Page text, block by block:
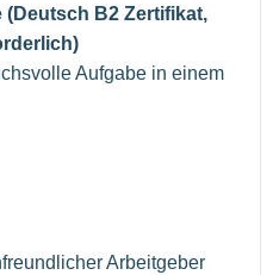
B2 Zertifikat,
Aufgabe in einem
Arbeitgeber